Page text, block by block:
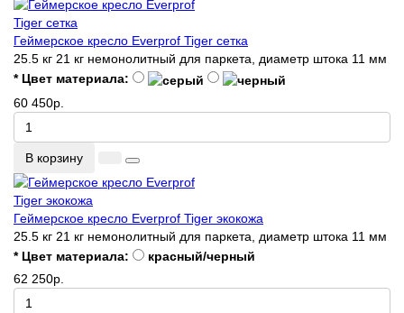
Геймерское кресло Everprof Tiger сетка
25.5 кг 21 кг немонолитный для паркета, диаметр штока 11 мм
* Цвет материала:
60 450р.
В корзину
Геймерское кресло Everprof Tiger экокожа
25.5 кг 21 кг немонолитный для паркета, диаметр штока 11 мм
* Цвет материала:
красный/черный
62 250р.